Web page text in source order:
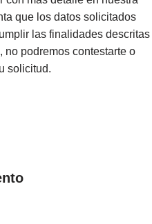
que los datos solicitados
las finalidades descritas
podremos contestarte o
solicitud.